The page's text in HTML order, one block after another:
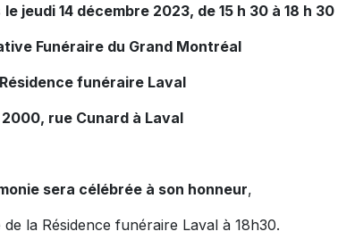
le jeudi 14 décembre 2023, de 15 h 30 à 18 h 30
Funéraire du Grand Montréal
Résidence funéraire Laval
2000, rue Cunard à Laval
sera célébrée à son honneur,
la Résidence funéraire Laval à 18h30.